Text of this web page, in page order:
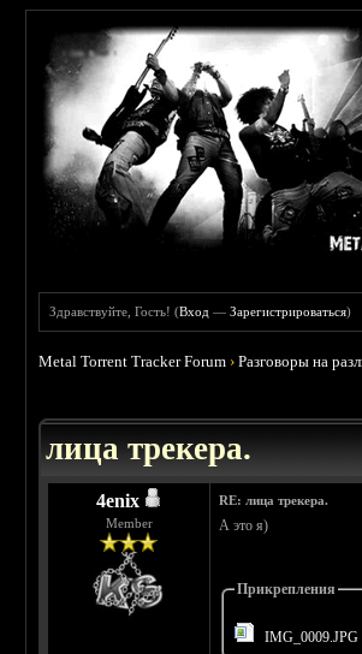
Здравствуйте, Гость! (Вход —Зарегистрироваться)
Metal Torrent Tracker Forum ›Разговоры на
лица трекера.
4enix
Member
RE: лица трекера.
А это я)
Прикрепления
IMG_0009.JPG